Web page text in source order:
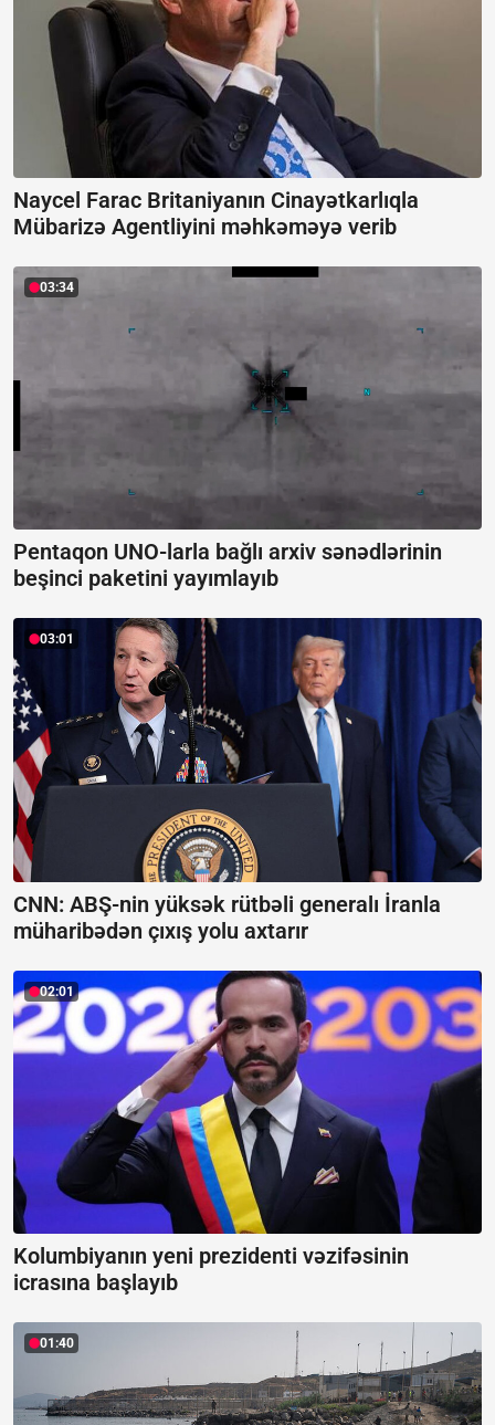
Naycel Farac Britaniyanın Cinayətkarlıqla
Mübarizə Agentliyini məhkəməyə verib
03:34
Pentaqon UNO-larla bağlı arxiv sənədlərinin
beşinci paketini yayımlayıb
03:01
CNN: ABŞ-nin yüksək rütbəli generalı İranla
müharibədən çıxış yolu axtarır
02:01
Kolumbiyanın yeni prezidenti vəzifəsinin
icrasına başlayıb
01:40